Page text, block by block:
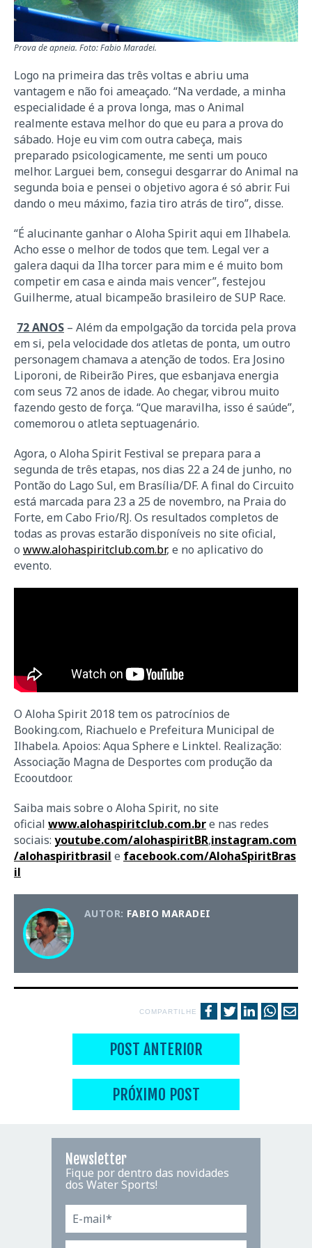
Prova de apneia. Foto: Fabio Maradei.
Logo na primeira das três voltas e abriu uma
vantagem e não foi ameaçado. “Na verdade, a minha
especialidade é a prova longa, mas o Animal
realmente estava melhor do que eu para a prova do
sábado. Hoje eu vim com outra cabeça, mais
preparado psicologicamente, me senti um pouco
melhor. Larguei bem, consegui desgarrar do Animal na
segunda boia e pensei o objetivo agora é só abrir. Fui
dando o meu máximo, fazia tiro atrás de tiro”, disse.
“É alucinante ganhar o Aloha Spirit aqui em Ilhabela.
Acho esse o melhor de todos que tem. Legal ver a
galera daqui da Ilha torcer para mim e é muito bom
competir em casa e ainda mais vencer”, festejou
Guilherme, atual bicampeão brasileiro de SUP Race.
72 ANOS – Além da empolgação da torcida pela prova
em si, pela velocidade dos atletas de ponta, um outro
personagem chamava a atenção de todos. Era Josino
Liporoni, de Ribeirão Pires, que esbanjava energia
com seus 72 anos de idade. Ao chegar, vibrou muito
fazendo gesto de força. “Que maravilha, isso é saúde”,
comemorou o atleta septuagenário.
Agora, o Aloha Spirit Festival se prepara para a
segunda de três etapas, nos dias 22 a 24 de junho, no
Pontão do Lago Sul, em Brasília/DF. A final do Circuito
está marcada para 23 a 25 de novembro, na Praia do
Forte, em Cabo Frio/RJ. Os resultados completos de
todas as provas estarão disponíveis no site oficial,
o www.alohaspiritclub.com.br, e no aplicativo do
evento.
O Aloha Spirit 2018 tem os patrocínios de
Booking.com, Riachuelo e Prefeitura Municipal de
Ilhabela. Apoios: Aqua Sphere e Linktel. Realização:
Associação Magna de Desportes com produção da
Ecooutdoor.
Saiba mais sobre o Aloha Spirit, no site
oficial www.alohaspiritclub.com.bre nas redes
sociais: youtube.com/alohaspiritBR,instagram.com
/alohaspiritbrasil e facebook.com/AlohaSpiritBras
il
AUTOR: FABIO MARADEI
COMPARTILHE
POST ANTERIOR
PRÓXIMO POST
Newsletter
Fique por dentro das novidades
dos Water Sports!